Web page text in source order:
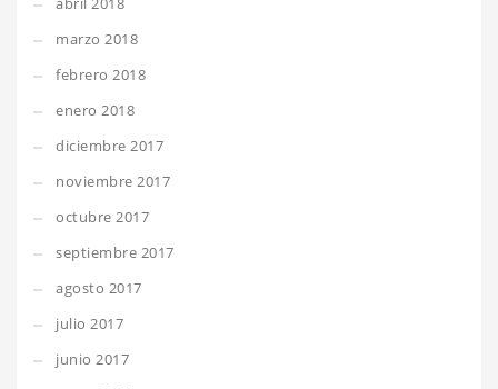
marzo 2018
febrero 2018
enero 2018
diciembre 2017
noviembre 2017
octubre 2017
septiembre 2017
agosto 2017
julio 2017
junio 2017